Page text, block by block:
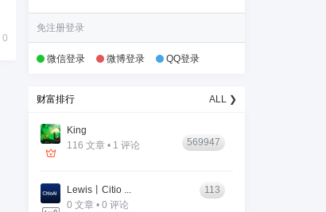
0
免注册登录
微信登录 微博登录 QQ登录
财富排行 ALL ❯
King
116 文章 • 1 评论
569947
Lewis丨Citio ...
0 文章 • 0 评论
113